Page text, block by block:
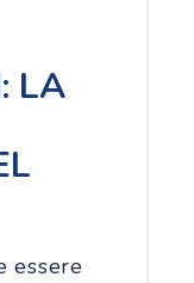
LA
essere